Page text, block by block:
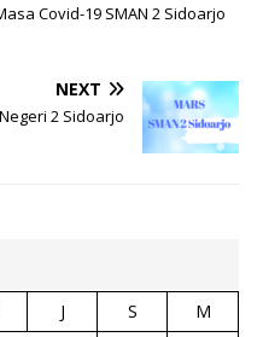
Covid-19 SMAN 2 Sidoarjo
NEXT
2 Sidoarjo
J S
M